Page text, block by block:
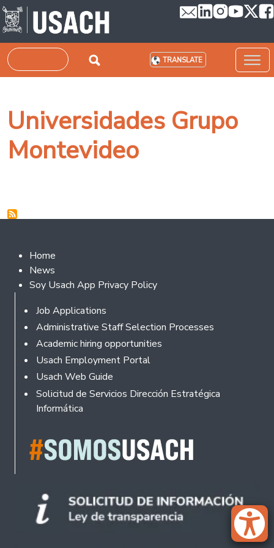
Skip to main content
Search TRANSLATE
Universidades Grupo
Montevideo
Footer 2
Home
News
Soy Usach App Privacy Policy
Footer
Job Applications
Administrative Staff Selection Processes
Academic hiring opportunities
Usach Employment Portal
Usach Web Guide
Solicitud de Servicios Dirección Estratégica
Informática